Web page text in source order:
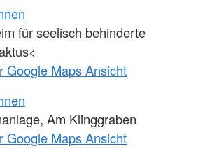
für seelisch behinderte
Google Maps Ansicht
Am Klinggraben
Google Maps Ansicht